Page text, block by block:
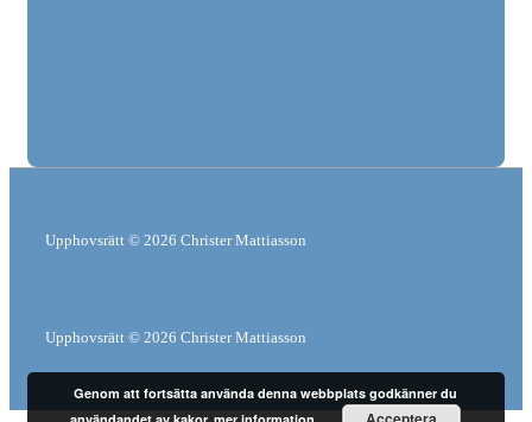
Upphovsrätt © 2026 Christer Mattiasson
Upphovsrätt © 2026 Christer Mattiasson
Genom att fortsätta använda denna webbplats godkänner du